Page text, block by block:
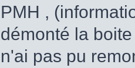
PMH ,
démonté la
n'ai pas pu